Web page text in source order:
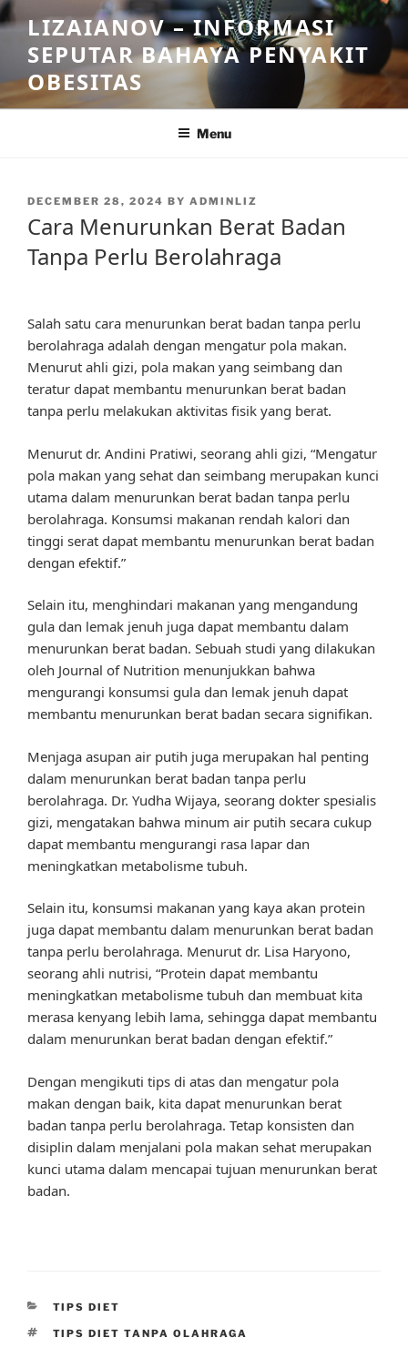
Skip
to
content
LIZAIANOV – INFORMASI
SEPUTAR BAHAYA PENYAKIT
OBESITAS
Menu
POSTED
DECEMBER 28, 2024 BY ADMINLIZ
Cara Menurunkan Berat Badan
Tanpa Perlu Berolahraga
Salah satu cara menurunkan berat badan tanpa perlu
berolahraga adalah dengan mengatur pola makan.
Menurut ahli gizi, pola makan yang seimbang dan
teratur dapat membantu menurunkan berat badan
tanpa perlu melakukan aktivitas fisik yang berat.
Menurut dr. Andini Pratiwi, seorang ahli gizi, “Mengatur
pola makan yang sehat dan seimbang merupakan kunci
utama dalam menurunkan berat badan tanpa perlu
berolahraga. Konsumsi makanan rendah kalori dan
tinggi serat dapat membantu menurunkan berat badan
dengan efektif.”
Selain itu, menghindari makanan yang mengandung
gula dan lemak jenuh juga dapat membantu dalam
menurunkan berat badan. Sebuah studi yang dilakukan
oleh Journal of Nutrition menunjukkan bahwa
mengurangi konsumsi gula dan lemak jenuh dapat
membantu menurunkan berat badan secara signifikan.
Menjaga asupan air putih juga merupakan hal penting
dalam menurunkan berat badan tanpa perlu
berolahraga. Dr. Yudha Wijaya, seorang dokter spesialis
gizi, mengatakan bahwa minum air putih secara cukup
dapat membantu mengurangi rasa lapar dan
meningkatkan metabolisme tubuh.
Selain itu, konsumsi makanan yang kaya akan protein
juga dapat membantu dalam menurunkan berat badan
tanpa perlu berolahraga. Menurut dr. Lisa Haryono,
seorang ahli nutrisi, “Protein dapat membantu
meningkatkan metabolisme tubuh dan membuat kita
merasa kenyang lebih lama, sehingga dapat membantu
dalam menurunkan berat badan dengan efektif.”
Dengan mengikuti tips di atas dan mengatur pola
makan dengan baik, kita dapat menurunkan berat
badan tanpa perlu berolahraga. Tetap konsisten dan
disiplin dalam menjalani pola makan sehat merupakan
kunci utama dalam mencapai tujuan menurunkan berat
badan.
CATEGORIES
TIPS DIET
TAGS
TIPS DIET TANPA OLAHRAGA